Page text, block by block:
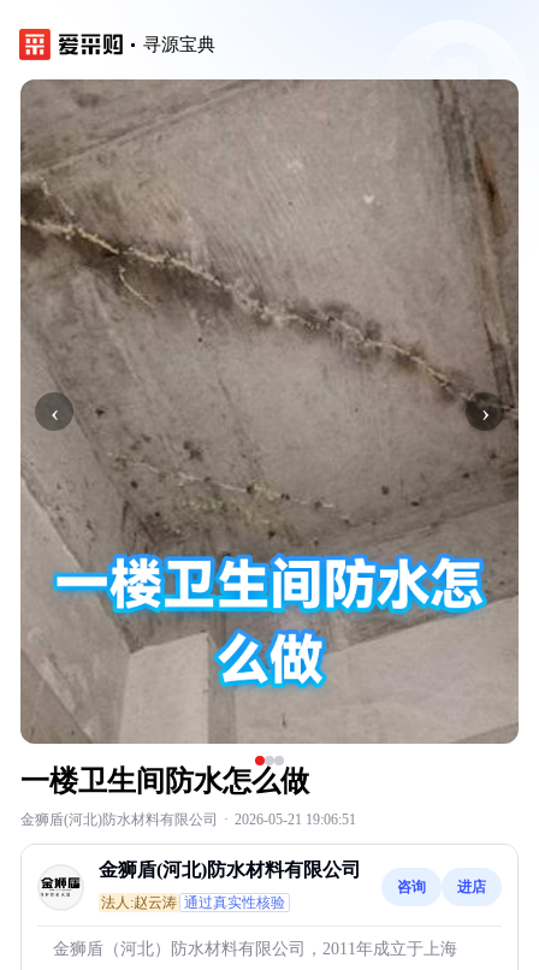
寻源宝典
‹ ›
一楼卫生间防水怎么做
金狮盾(河北)防水材料有限公司 · 2026-05-21 19:06:51
金狮盾(河北)防水材料有限公司
法人:赵云涛 通过真实性核验
咨询 进店
金狮盾（河北）防水材料有限公司，2011年成立于上海